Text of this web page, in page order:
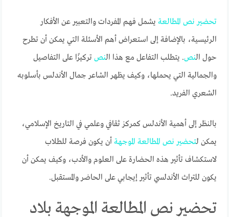
تحضير نص المطالعة يشمل فهم المفردات والتعبير عن الأفكار
الرئيسية، بالإضافة إلى استعراض أهم الأسئلة التي يمكن أن تطرح
حول النص. يتطلب التفاعل مع هذا النص تركيزًا على التفاصيل
والجمالية التي يحملها، وكيف يظهر الشاعر جمال الأندلس بأسلوبه
الشعري الفريد.
بالنظر إلى أهمية الأندلس كمركز ثقافي وعلمي في التاريخ الإسلامي،
يمكن لتحضير نص المطالعة الموجهة أن يكون فرصة للطلاب
لاستكشاف تأثير هذه الحضارة على العلوم والأدب، وكيف يمكن أن
يكون للتراث الأندلسي تأثير إيجابي على الحاضر والمستقبل.
تحضير نص المطالعة الموجهة بلاد